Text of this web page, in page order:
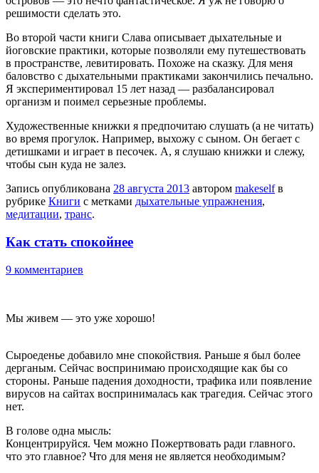
решимости сделать это.
Во второй части книги Слава описывает дыхательные и
йоговские практики, которые позволяли ему путешествовать
в пространстве, левитировать. Похоже на сказку. Для меня
баловство с дыхательными практиками закончились печально.
Я экспериментировал 15 лет назад — разбалансировал
организм и поимел серьезные проблемы.
Художественные книжки я предпочитаю слушать (а не читать)
во время прогулок. Например, выхожу с сыном. Он бегает с
детишками и играет в песочек. А, я слушаю книжки и слежу,
чтобы сын куда не залез.
Запись опубликована 28 августа 2013 автором makeselfв
рубрике Книги с метками дыхательные упражнения,
медитации, транс.
Как стать спокойнее
9 комментариев
Мы живем — это уже хорошо!
Сыроеденье добавило мне спокойствия. Раньше я был более
дерганым. Сейчас воспринимаю происходящие как бы со
стороны. Раньше падения доходности, трафика или появление
вирусов на сайтах воспринималась как трагедия. Сейчас этого
нет.
В голове одна мысль:
Концентрируйся. Чем можно Пожертвовать ради главного.
что это главное? Что для меня не является необходимым?